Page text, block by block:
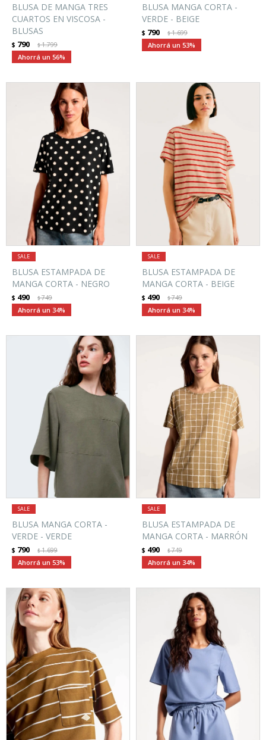
BLUSA DE MANGA TRES
CUARTOS EN VISCOSA -
BLUSAS
$ 790 $1.799
56
BLUSA MANGA CORTA -
VERDE - BEIGE
$ 790 $1.699
53
BLUSA ESTAMPADA DE
MANGA CORTA - NEGRO
$ 490 $749
34
BLUSA ESTAMPADA DE
MANGA CORTA - BEIGE
$ 490 $749
34
BLUSA MANGA CORTA -
VERDE - VERDE
$ 790 $1.699
53
BLUSA ESTAMPADA DE
MANGA CORTA - MARRÓN
$ 490 $749
34